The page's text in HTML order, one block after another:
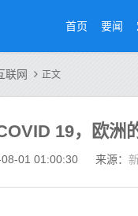
首页 要闻
联网 正文
19，欧洲
01 01:00:30 来源：